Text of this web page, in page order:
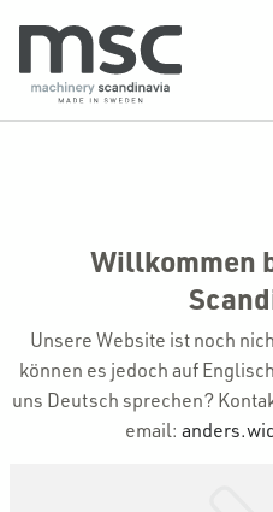
Willkommen
Unsere Website ist noch
können es jedoch auf
uns Deutsch sprechen?
email: